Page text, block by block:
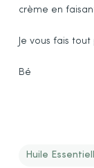
crème en
Je vous fais
Bé
Huile